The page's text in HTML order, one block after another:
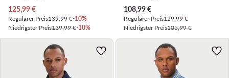
Aktueller Preis
125,99€
Regulärer Preis139,99 €-10%
Niedrigster Preis139,99 €-10%
Aktueller Preis
108,99€
Regulärer Preis129,99 €
Niedrigster Preis105,99 €